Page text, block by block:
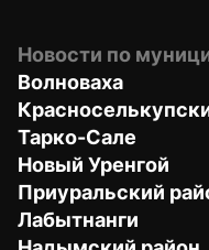
Новости по
Волноваха
Тарко-Сале
Новый Уренгой
Приуральский
Лабытнанги